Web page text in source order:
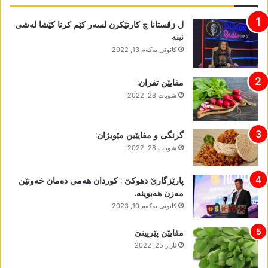
ل زڤستانا چ کارتێکرن لسەر کێم کرنا کێشا لەشی
نینە
كانونی یه‌كه‌م 13, 2022
مفایێن تفران:
شوبات 28, 2022
گرنگی و مفایێین مێویژان:
شوبات 28, 2022
پارێزگارێ دھوکێ : کوردان ھەمی دەمان خەونێن
مەزن ھەبوینە.
كانونی یه‌كه‌م 10, 2023
مفایێن پێرپینێ
ئازار 25, 2022